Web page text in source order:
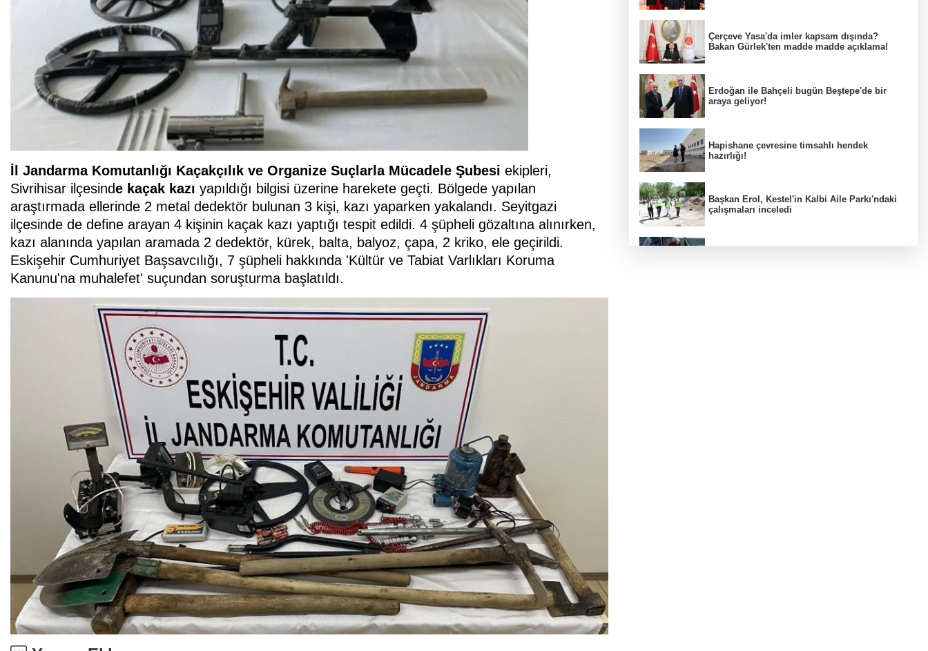
İl Jandarma Komutanlığı Kaçakçılık ve Organize Suçlarla Mücadele Şubesi ekipleri,
Sivrihisar ilçesinde kaçak kazı yapıldığı bilgisi üzerine harekete geçti. Bölgede yapılan
araştırmada ellerinde 2 metal dedektör bulunan 3 kişi, kazı yaparken yakalandı. Seyitgazi
ilçesinde de define arayan 4 kişinin kaçak kazı yaptığı tespit edildi. 4 şüpheli gözaltına alınırken,
kazı alanında yapılan aramada 2 dedektör, kürek, balta, balyoz, çapa, 2 kriko, ele geçirildi.
Eskişehir Cumhuriyet Başsavcılığı, 7 şüpheli hakkında 'Kültür ve Tabiat Varlıkları Koruma
Kanunu'na muhalefet' suçundan soruşturma başlatıldı.
Çerçeve Yasa'da imler kapsam dışında?
Bakan Gürlek'ten madde madde açıklama!
Erdoğan ile Bahçeli bugün Beştepe'de bir
araya geliyor!
Hapishane çevresine timsahlı hendek
hazırlığı!
Başkan Erol, Kestel'in Kalbi Aile Parkı'ndaki
çalışmaları inceledi